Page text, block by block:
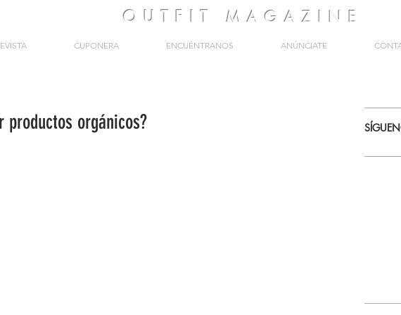
OUTFIT MAGAZINE
CUPONERA ENCUÉNTRANOS ANÚNCIATE
productos orgánicos?